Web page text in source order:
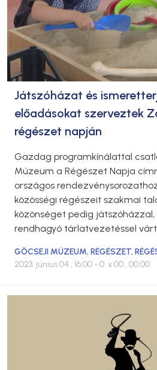
Játszóházat és
előadásokat szerveztek
régészet napján
Gazdag programkínálattal
Múzeum a Régészet Napja
országos
közösségi régészeit szakmai
közönséget pedig játszóházzal,
rendhagyó tárlatvezetéssel
GÖCSEJI MÚZEUM,RÉGÉSZET,
2023. június 04., 16:00 - 0. x 00., 00:00